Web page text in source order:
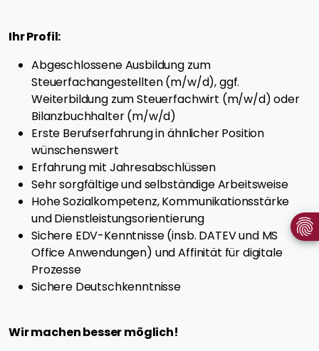
Ihr Profil:
Abgeschlossene Ausbildung zum
Steuerfachangestellten (m/w/d), ggf.
Weiterbildung zum Steuerfachwirt (m/w/d) oder
Bilanzbuchhalter (m/w/d)
Erste Berufserfahrung in ähnlicher Position
wünschenswert
Erfahrung mit Jahresabschlüssen
Sehr sorgfältige und selbständige Arbeitsweise
Hohe Sozialkompetenz, Kommunikationsstärke
und Dienstleistungsorientierung
Sichere EDV-Kenntnisse (insb. DATEV und MS
Office Anwendungen) und Affinität für digitale
Prozesse
Sichere Deutschkenntnisse
Wir machen besser möglich!